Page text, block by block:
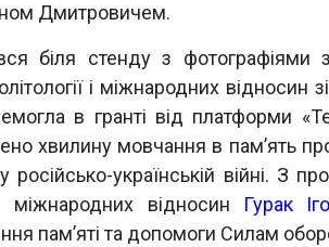
Дмитровичем.
біля стенду з фотографіями
і міжнародних
в гранті від платформи
хвилину мовчання в пам’ять
російсько-українській війні. З
і міжнародних відносин Гурак
пам’яті та допомоги Силам